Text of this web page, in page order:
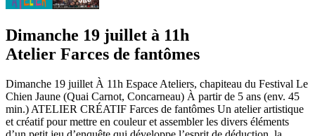
Dimanche 19 juillet à 11h
Atelier Farces de fantômes
Dimanche 19 juillet À 11h Espace Ateliers, chapiteau du Festival Le
Chien Jaune (Quai Carnot, Concarneau) À partir de 5 ans (env. 45
min.) ATELIER CRÉATIF Farces de fantômes Un atelier artistique
et créatif pour mettre en couleur et assembler les divers éléments